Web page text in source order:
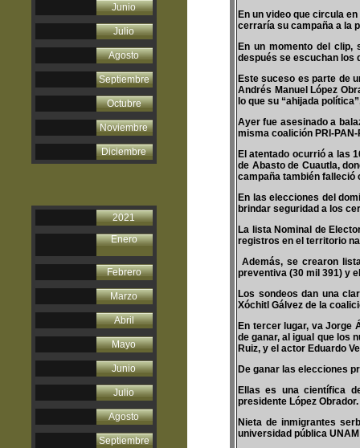
Junio
Julio
Agosto
Septiembre
Octubre
Noviembre
Diciembre
2021
Enero
Febrero
Marzo
Abril
Mayo
Junio
Julio
Agosto
Septiembre
En un video que circula
cerraría su campaña a la
En un momento del clip,
después se escuchan los
Este suceso es parte de
Andrés Manuel López
lo que su “ahijada
Ayer fue asesinado a
misma coalición PRI-PAN-
El atentado ocurrió a las
de Abasto de Cuautla,
campaña también falleció
En las elecciones del
brindar seguridad a los
La lista Nominal de
registros en el territorio
Además, se crearon
preventiva (30 mil 391) y
Los sondeos dan una
Xóchitl Gálvez de la
En tercer lugar, va Jorge
de ganar, al igual que los
Ruiz, y el actor Eduardo
De ganar las elecciones
Ellas es una científica
presidente López Obrador.
Nieta de inmigrantes
universidad pública